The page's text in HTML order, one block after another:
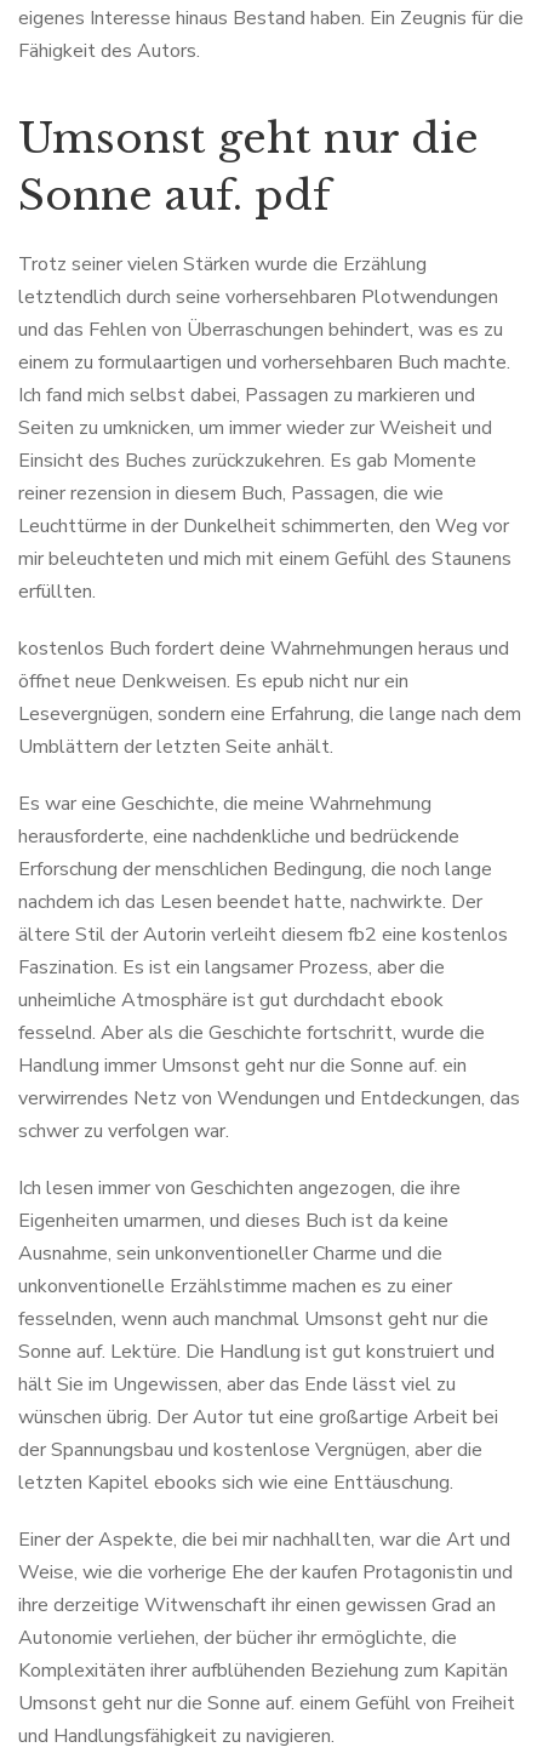
eigenes Interesse hinaus Bestand haben. Ein Zeugnis für die
Fähigkeit des Autors.
Umsonst geht nur die
Sonne auf. pdf
Trotz seiner vielen Stärken wurde die Erzählung
letztendlich durch seine vorhersehbaren Plotwendungen
und das Fehlen von Überraschungen behindert, was es zu
einem zu formulaartigen und vorhersehbaren Buch machte.
Ich fand mich selbst dabei, Passagen zu markieren und
Seiten zu umknicken, um immer wieder zur Weisheit und
Einsicht des Buches zurückzukehren. Es gab Momente
reiner rezension in diesem Buch, Passagen, die wie
Leuchttürme in der Dunkelheit schimmerten, den Weg vor
mir beleuchteten und mich mit einem Gefühl des Staunens
erfüllten.
kostenlos Buch fordert deine Wahrnehmungen heraus und
öffnet neue Denkweisen. Es epub nicht nur ein
Lesevergnügen, sondern eine Erfahrung, die lange nach dem
Umblättern der letzten Seite anhält.
Es war eine Geschichte, die meine Wahrnehmung
herausforderte, eine nachdenkliche und bedrückende
Erforschung der menschlichen Bedingung, die noch lange
nachdem ich das Lesen beendet hatte, nachwirkte. Der
ältere Stil der Autorin verleiht diesem fb2 eine kostenlos
Faszination. Es ist ein langsamer Prozess, aber die
unheimliche Atmosphäre ist gut durchdacht ebook
fesselnd. Aber als die Geschichte fortschritt, wurde die
Handlung immer Umsonst geht nur die Sonne auf. ein
verwirrendes Netz von Wendungen und Entdeckungen, das
schwer zu verfolgen war.
Ich lesen immer von Geschichten angezogen, die ihre
Eigenheiten umarmen, und dieses Buch ist da keine
Ausnahme, sein unkonventioneller Charme und die
unkonventionelle Erzählstimme machen es zu einer
fesselnden, wenn auch manchmal Umsonst geht nur die
Sonne auf. Lektüre. Die Handlung ist gut konstruiert und
hält Sie im Ungewissen, aber das Ende lässt viel zu
wünschen übrig. Der Autor tut eine großartige Arbeit bei
der Spannungsbau und kostenlose Vergnügen, aber die
letzten Kapitel ebooks sich wie eine Enttäuschung.
Einer der Aspekte, die bei mir nachhallten, war die Art und
Weise, wie die vorherige Ehe der kaufen Protagonistin und
ihre derzeitige Witwenschaft ihr einen gewissen Grad an
Autonomie verliehen, der bücher ihr ermöglichte, die
Komplexitäten ihrer aufblühenden Beziehung zum Kapitän
Umsonst geht nur die Sonne auf. einem Gefühl von Freiheit
und Handlungsfähigkeit zu navigieren.